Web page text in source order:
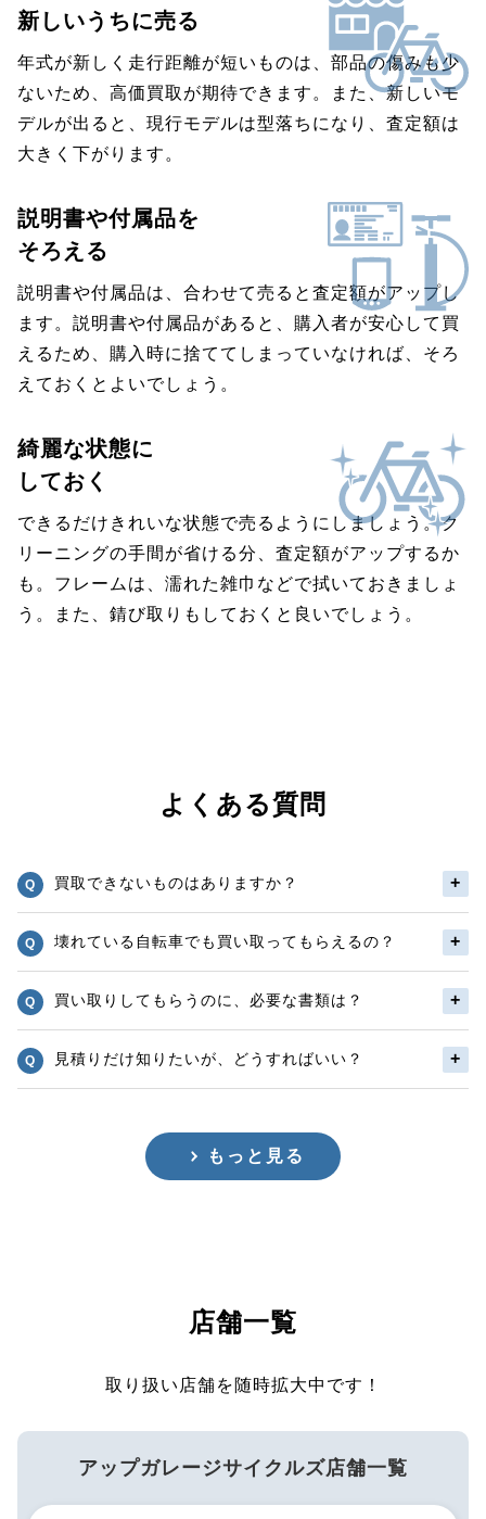
新しいうちに売る
年式が新しく走行距離が短いものは、部品の傷みも少
ないため、高価買取が期待できます。また、新しいモ
デルが出ると、現行モデルは型落ちになり、査定額は
大きく下がります。
説明書や付属品を
そろえる
説明書や付属品は、合わせて売ると査定額がアップし
ます。説明書や付属品があると、購入者が安心して買
えるため、購入時に捨ててしまっていなければ、そろ
えておくとよいでしょう。
綺麗な状態に
しておく
できるだけきれいな状態で売るようにしましょう。ク
リーニングの手間が省ける分、査定額がアップするか
も。フレームは、濡れた雑巾などで拭いておきましょ
う。また、錆び取りもしておくと良いでしょう。
よくある質問
買取できないものはありますか？
壊れている自転車でも買い取ってもらえるの？
買い取りしてもらうのに、必要な書類は？
見積りだけ知りたいが、どうすればいい？
もっと見る
店舗一覧
取り扱い店舗を随時拡大中です！
アップガレージサイクルズ店舗一覧